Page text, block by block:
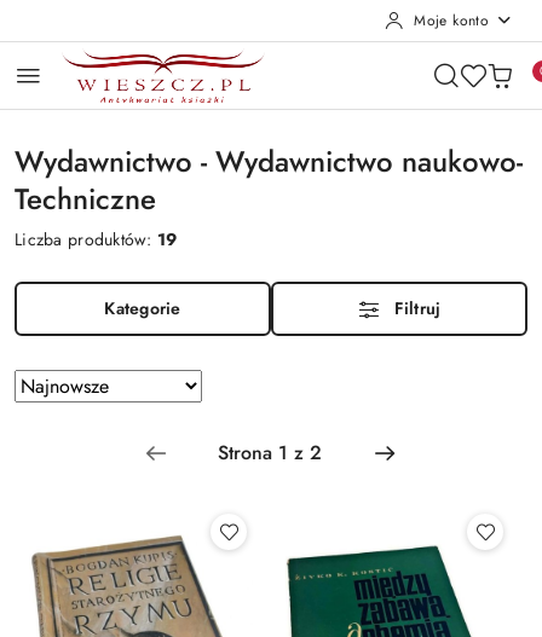
Moje konto
Wydawnictwo - Wydawnictwo naukowo-
Techniczne
Liczba produktów: 19
Kategorie Filtruj
Zastosowano
sortowanie:
Sortuj
według